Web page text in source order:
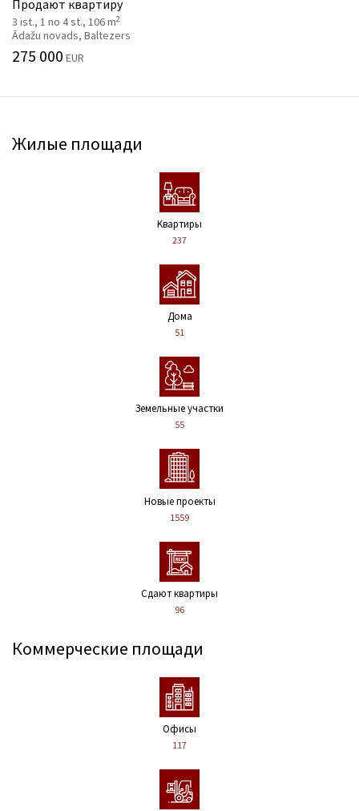
Продают квартиру
3 ist., 1 no 4 st., 106 m2
Ādažu novads, Baltezers
275 000 EUR
Жилые площади
Kвартиры
237
Дома
51
Земельные участки
55
Новые проекты
1559
Сдают квартиры
96
Коммерческие площади
Офисы
117